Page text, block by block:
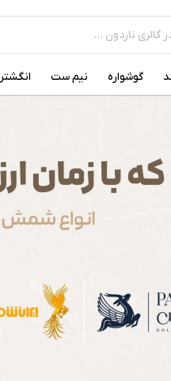
گوشواره نیم ست انگشتر